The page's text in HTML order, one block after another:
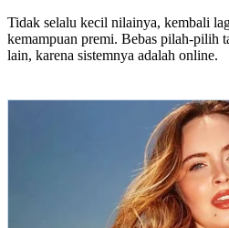
Tidak selalu kecil nilainya, kembali
kemampuan premi. Bebas pilah-pilih
lain, karena sistemnya adalah online.